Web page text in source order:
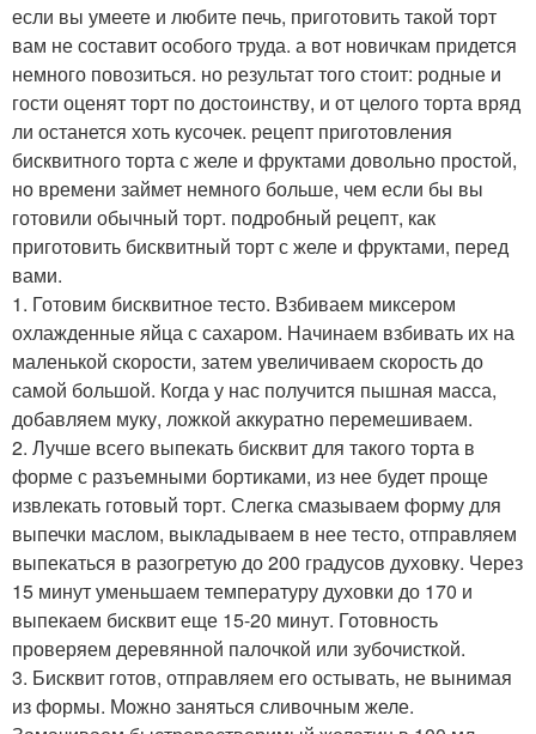
если вы умеете и любите печь, приготовить такой торт
вам не составит особого труда. а вот новичкам придется
немного повозиться. но результат того стоит: родные и
гости оценят торт по достоинству, и от целого торта вряд
ли останется хоть кусочек. рецепт приготовления
бисквитного торта с желе и фруктами довольно простой,
но времени займет немного больше, чем если бы вы
готовили обычный торт. подробный рецепт, как
приготовить бисквитный торт с желе и фруктами, перед
вами.
1. Готовим бисквитное тесто. Взбиваем миксером
охлажденные яйца с сахаром. Начинаем взбивать их на
маленькой скорости, затем увеличиваем скорость до
самой большой. Когда у нас получится пышная масса,
добавляем муку, ложкой аккуратно перемешиваем.
2. Лучше всего выпекать бисквит для такого торта в
форме с разъемными бортиками, из нее будет проще
извлекать готовый торт. Слегка смазываем форму для
выпечки маслом, выкладываем в нее тесто, отправляем
выпекаться в разогретую до 200 градусов духовку. Через
15 минут уменьшаем температуру духовки до 170 и
выпекаем бисквит еще 15-20 минут. Готовность
проверяем деревянной палочкой или зубочисткой.
3. Бисквит готов, отправляем его остывать, не вынимая
из формы. Можно заняться сливочным желе.